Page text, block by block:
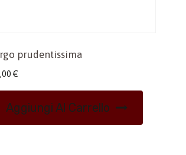
prudentissima
€
Aggiungi Al Carrello